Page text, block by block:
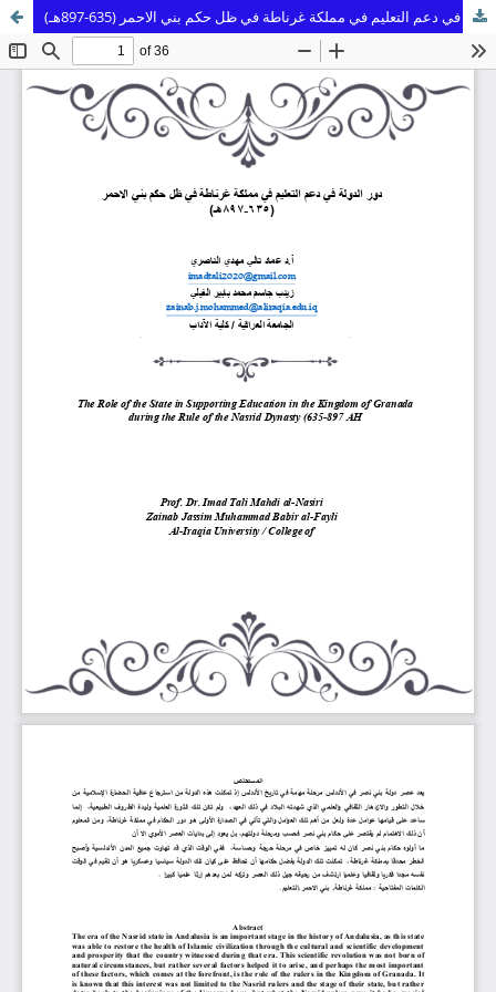
دور الدولة في دعم التعليم في مملكة غرناطة في ظل حكم بني الاحمر (635-897هـ)